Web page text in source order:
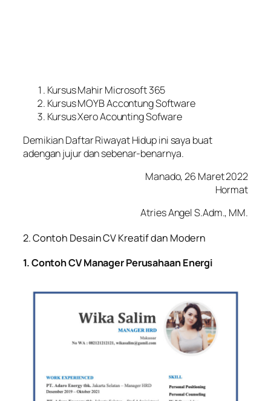
Kursus Mahir Microsoft 365
Kursus MOYB Accontung Software
Kursus Xero Acounting Sofware
Demikian Daftar Riwayat Hidup ini saya buat
adengan jujur dan sebenar-benarnya.
Manado, 26 Maret 2022
Hormat
Atries Angel S.Adm., MM.
2. Contoh Desain CV Kreatif dan Modern
1. Contoh CV Manager Perusahaan Energi